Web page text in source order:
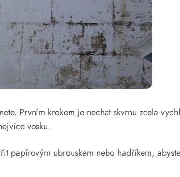
Prvním krokem je nechat skvrnu zcela
vosku.
papírovým ubrouskem nebo hadříkem,